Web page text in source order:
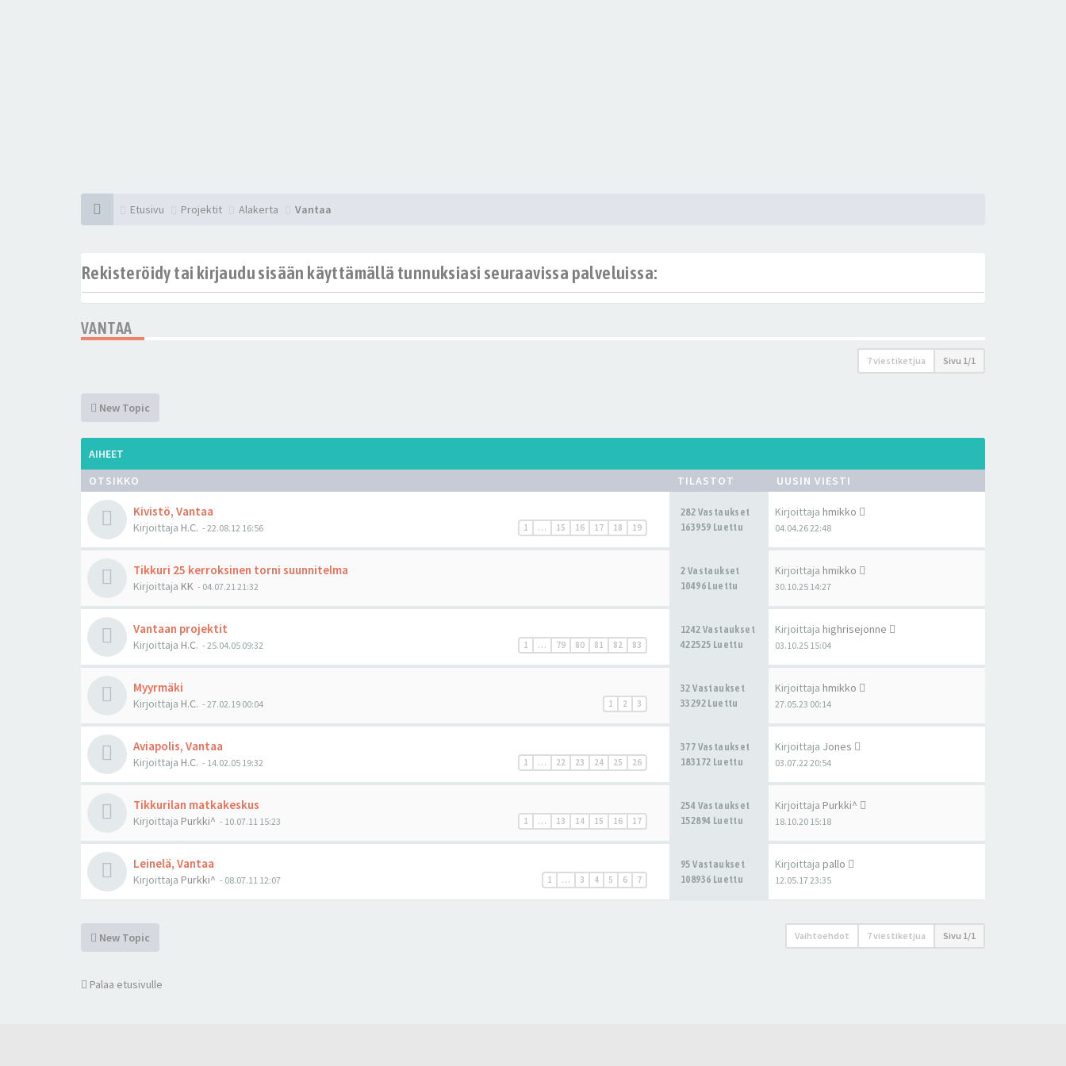
Etusivu Projektit Alakerta Vantaa
Rekisteröidy tai kirjaudu sisään käyttämällä tunnuksiasi seuraavissa palveluissa:
VANTAA
7 viestiketjua Sivu 1 /1
New Topic
AIHEET
OTSIKKO
TILASTOT UUSIN VIESTI
Kivistö, Vantaa
1 … 15 16 17 18 19
Kirjoittaja H.C. - 22.08.12 16:56
282 Vastaukset
163959 Luettu
Kirjoittaja hmikko
04.04.26 22:48
Tikkuri 25 kerroksinen torni suunnitelma
Kirjoittaja KK - 04.07.21 21:32
2 Vastaukset
10496 Luettu
Kirjoittaja hmikko
30.10.25 14:27
Vantaan projektit
1 … 79 80 81 82 83
Kirjoittaja H.C. - 25.04.05 09:32
1242 Vastaukset
422525 Luettu
Kirjoittaja highrisejonne
03.10.25 15:04
Myyrmäki
1 2 3
Kirjoittaja H.C. - 27.02.19 00:04
32 Vastaukset
33292 Luettu
Kirjoittaja hmikko
27.05.23 00:14
Aviapolis, Vantaa
1 … 22 23 24 25 26
Kirjoittaja H.C. - 14.02.05 19:32
377 Vastaukset
183172 Luettu
Kirjoittaja Jones
03.07.22 20:54
Tikkurilan matkakeskus
1 … 13 14 15 16 17
Kirjoittaja Purkki^ - 10.07.11 15:23
254 Vastaukset
152894 Luettu
Kirjoittaja Purkki^
18.10.20 15:18
Leinelä, Vantaa
1 … 3 4 5 6 7
Kirjoittaja Purkki^ - 08.07.11 12:07
95 Vastaukset
108936 Luettu
Kirjoittaja pallo
12.05.17 23:35
New Topic Vaihtoehdot 7 viestiketjua Sivu 1 /1
Palaa etusivulle